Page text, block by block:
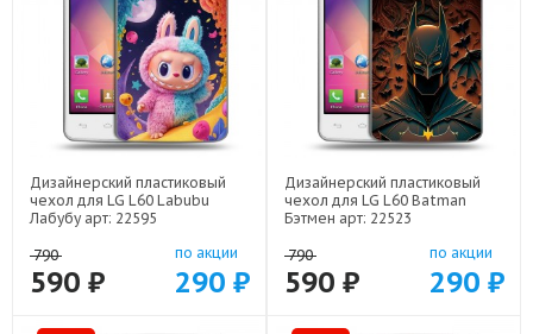
Дизайнерский пластиковый
чехол для LG L60 Labubu
Лабубу арт: 22595
790
590 ₽
по акции
290 ₽
Дизайнерский пластиковый
чехол для LG L60 Batman
Бэтмен арт: 22523
790
590 ₽
по акции
290 ₽